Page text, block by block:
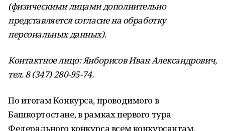
(физическими лицами дополнительно
представляется согласие на обработку
персональных данных).
Контактное лицо: Янборисов Иван Александрович,
тел. 8 (347) 280-95-74.
По итогам Конкурса, проводимого в
Башкортостане, в рамках первого тура
Федерального конкурса всем конкурсантам,